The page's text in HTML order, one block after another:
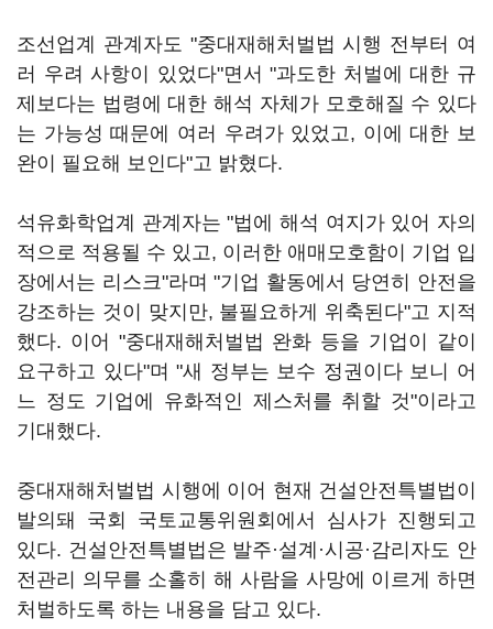
조선업계 관계자도 "중대재해처벌법 시행 전부터 여
러 우려 사항이 있었다"면서 "과도한 처벌에 대한 규
제보다는 법령에 대한 해석 자체가 모호해질 수 있다
는 가능성 때문에 여러 우려가 있었고, 이에 대한 보
완이 필요해 보인다"고 밝혔다.
석유화학업계 관계자는 "법에 해석 여지가 있어 자의
적으로 적용될 수 있고, 이러한 애매모호함이 기업 입
장에서는 리스크"라며 "기업 활동에서 당연히 안전을
강조하는 것이 맞지만, 불필요하게 위축된다"고 지적
했다. 이어 "중대재해처벌법 완화 등을 기업이 같이
요구하고 있다"며 "새 정부는 보수 정권이다 보니 어
느 정도 기업에 유화적인 제스처를 취할 것"이라고
기대했다.
중대재해처벌법 시행에 이어 현재 건설안전특별법이
발의돼 국회 국토교통위원회에서 심사가 진행되고
있다. 건설안전특별법은 발주·설계·시공·감리자도 안
전관리 의무를 소홀히 해 사람을 사망에 이르게 하면
처벌하도록 하는 내용을 담고 있다.